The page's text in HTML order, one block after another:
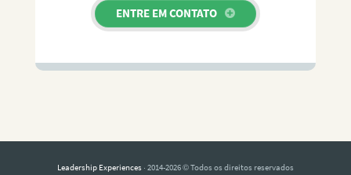
ENTRE EM CONTATO
Leadership Experiences · 2014-2026 © Todos os direitos reservados